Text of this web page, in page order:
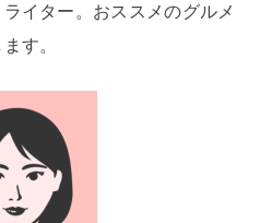
イター。おススメのグルメ
す。